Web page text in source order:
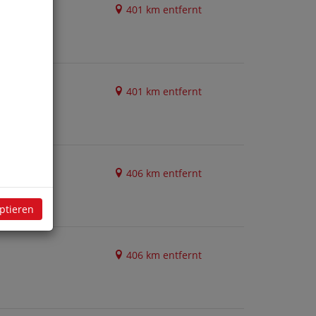
401 km entfernt
401 km entfernt
406 km entfernt
406 km entfernt